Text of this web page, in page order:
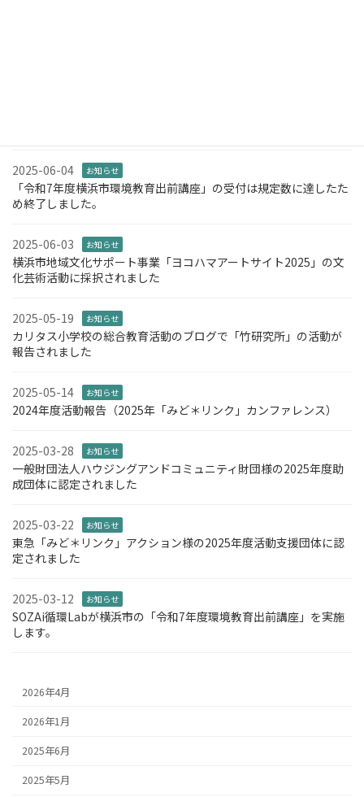
2025-06-04 お知らせ
「令和7年度横浜市環境教育出前講座」の受付は規定数に達したた
め終了しました。
2025-06-03 お知らせ
横浜市地域文化サポート事業「ヨコハマアートサイト2025」の文
化芸術活動に採択されました
2025-05-19 お知らせ
カリタス小学校の総合教育活動のブログで「竹研究所」の活動が
報告されました
2025-05-14 お知らせ
2024年度活動報告（2025年「みど＊リンク」カンファレンス）
2025-03-28 お知らせ
一般財団法人ハウジングアンドコミュニティ財団様の2025年度助
成団体に認定されました
2025-03-22 お知らせ
東急「みど＊リンク」アクション様の2025年度活動支援団体に認
定されました
2025-03-12 お知らせ
SOZAi循環Labが横浜市の「令和7年度環境教育出前講座」を実施
します。
2026年4月
2026年1月
2025年6月
2025年5月